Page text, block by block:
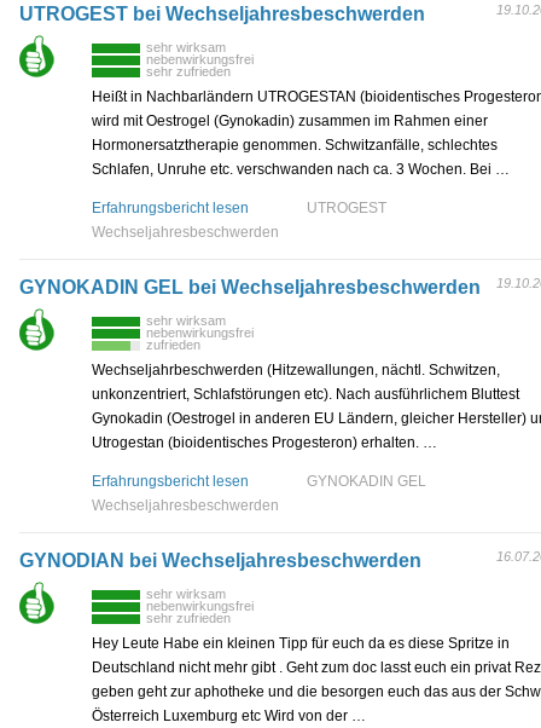
UTROGEST bei Wechseljahresbeschwerden
sehr wirksam
nebenwirkungsfrei
sehr zufrieden
Heißt in Nachbarländern UTROGESTAN (bioidentisches
wird mit Oestrogel (Gynokadin) zusammen im Rahmen einer
Hormonersatztherapie genommen. Schwitzanfälle, schlechtes
Schlafen, Unruhe etc. verschwanden nach ca. 3 Wochen. Bei …
Erfahrungsbericht lesen
UTROGEST
Wechseljahresbeschwerden
GYNOKADIN GEL bei Wechseljahresbeschwerden
sehr wirksam
nebenwirkungsfrei
zufrieden
Wechseljahrbeschwerden (Hitzewallungen, nächtl. Schwitzen,
unkonzentriert, Schlafstörungen etc). Nach ausführlichem Bluttest
Gynokadin (Oestrogel in anderen EU Ländern, gleicher Hersteller)
Utrogestan (bioidentisches Progesteron) erhalten. …
Erfahrungsbericht lesen
GYNOKADIN GEL
Wechseljahresbeschwerden
GYNODIAN bei Wechseljahresbeschwerden
sehr wirksam
nebenwirkungsfrei
sehr zufrieden
Hey Leute Habe ein kleinen Tipp für euch da es diese Spritze in
Deutschland nicht mehr gibt . Geht zum doc lasst euch ein privat
geben geht zur aphotheke und die besorgen euch das aus der
Österreich Luxemburg etc Wird von der …